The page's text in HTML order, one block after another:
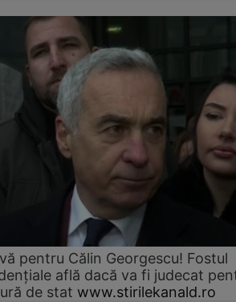
pentru Călin Georgescu! Fostul
află dacă va fi judecat
de stat www.stirilekanald.ro